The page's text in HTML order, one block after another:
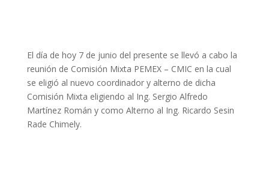
El día de hoy 7 de junio del presente se llevó a cabo la
reunión de Comisión Mixta PEMEX – CMIC en la cual
se eligió al nuevo coordinador y alterno de dicha
Comisión Mixta eligiendo al Ing. Sergio Alfredo
Martínez Román y como Alterno al Ing. Ricardo Sesin
Rade Chimely.